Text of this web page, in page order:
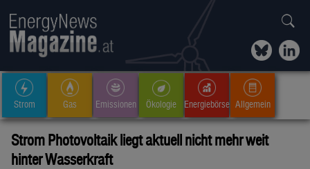
Strom Gas Emissionen Ökologie Energiebörse Allgemein
Strom Photovoltaik liegt aktuell nicht mehr weit
hinter Wasserkraft